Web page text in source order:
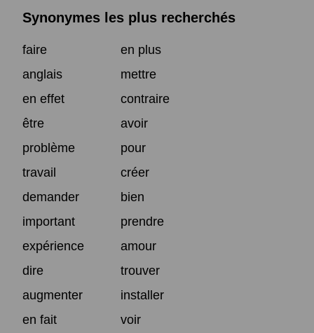
Synonymes les plus recherchés
faire
en plus
anglais
mettre
en effet
contraire
être
avoir
problème
pour
travail
créer
demander
bien
important
prendre
expérience
amour
dire
trouver
augmenter
installer
en fait
voir